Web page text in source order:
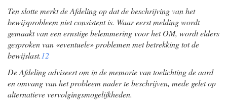
Ten slotte merkt de Afdeling op dat de beschrijving van het
bewijsprobleem niet consistent is. Waar eerst melding wordt
gemaakt van een ernstige belemmering voor het OM, wordt elders
gesproken van «eventuele» problemen met betrekking tot de
bewijslast.12
De Afdeling adviseert om in de memorie van toelichting de aard
en omvang van het probleem nader te beschrijven, mede gelet op
alternatieve vervolgingsmogelijkheden.